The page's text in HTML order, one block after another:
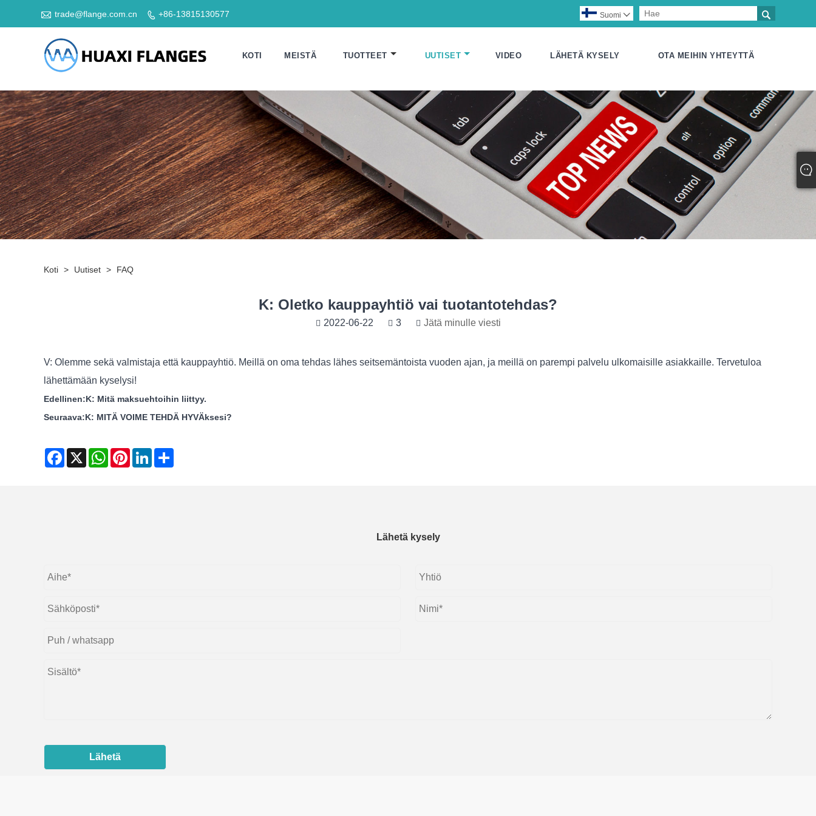
 trade@flange.com.cn  +86-13815130577 
Suomi 
KOTI MEISTÄ TUOTTEET UUTISET VIDEO LÄHETÄ KYSELY OTA MEIHIN YHTEYTTÄ
Koti > Uutiset > FAQ
K: Oletko kauppayhtiö vai tuotantotehdas?
2022-06-22 3 Jätä minulle viesti
V: Olemme sekä valmistaja että kauppayhtiö. Meillä on oma tehdas lähes seitsemäntoista vuoden ajan, ja meillä on parempi palvelu ulkomaisille asiakkaille. Tervetuloa
lähettämään kyselysi!
Edellinen:K: Mitä maksuehtoihin liittyy.
Seuraava:K: MITÄ VOIME TEHDÄ HYVÄksesi?
Facebook
X WhatsAppPinterestLinkedIn
Lähetä kysely
Lähetä